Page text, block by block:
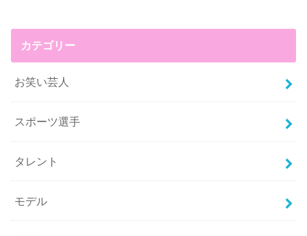
カテゴリー
お笑い芸人
スポーツ選手
タレント
モデル